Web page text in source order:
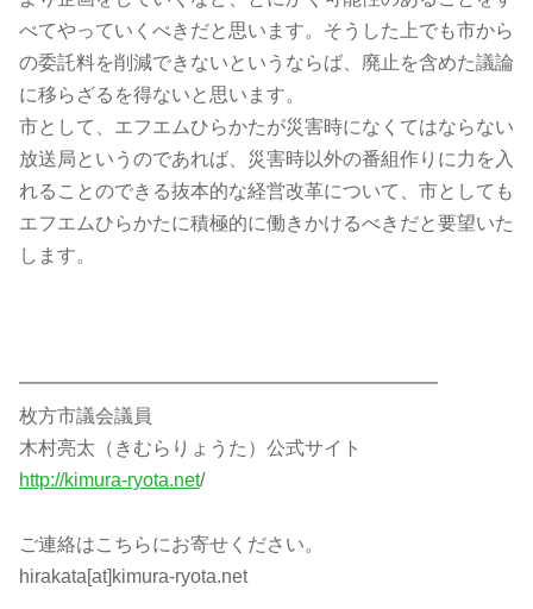
べてやっていくべきだと思います。そうした上でも市から
の委託料を削減できないというならば、廃止を含めた議論
に移らざるを得ないと思います。
市として、エフエムひらかたが災害時になくてはならない
放送局というのであれば、災害時以外の番組作りに力を入
れることのできる抜本的な経営改革について、市としても
エフエムひらかたに積極的に働きかけるべきだと要望いた
します。
━━━━━━━━━━━━━━━━━━━━━━
枚方市議会議員
木村亮太（きむらりょうた）公式サイト
http://kimura-ryota.net/
ご連絡はこちらにお寄せください。
hirakata[at]kimura-ryota.net